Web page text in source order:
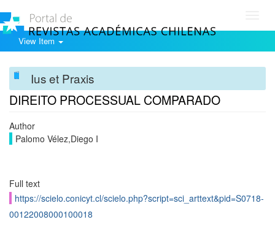
View Item
Ius et Praxis
DIREITO PROCESSUAL COMPARADO
Author
Palomo Vélez,Diego I
Full text
https://scielo.conicyt.cl/scielo.php?script=sci_arttext&pid=S0718-
00122008000100018